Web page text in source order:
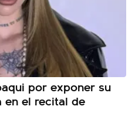
por exponer su
en el recital de